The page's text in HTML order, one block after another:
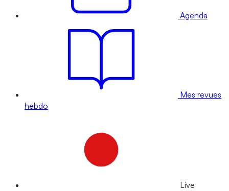
Agenda
Mes revues
hebdo
Live